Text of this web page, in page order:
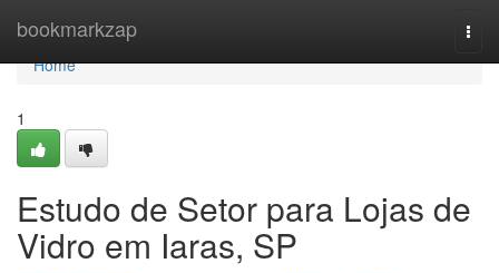
bookmarkzap
Home
Home
1
Estudo de Setor para Lojas de
Vidro em Iaras, SP